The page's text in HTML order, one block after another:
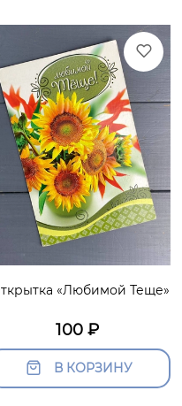
«Любимой Теще»
100 ₽
В КОРЗИНУ